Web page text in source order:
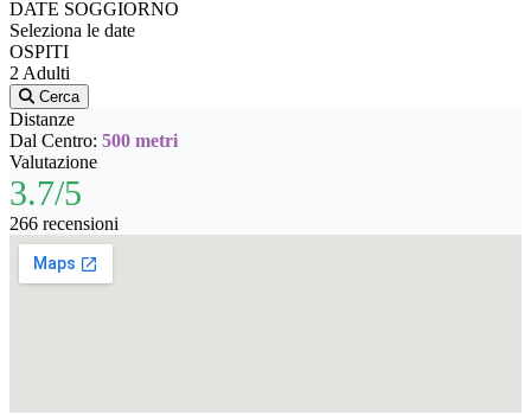
DATE SOGGIORNO
Seleziona le date
OSPITI
2 Adulti
Cerca
Distanze
Dal Centro: 500 metri
Valutazione
3.7/5
266 recensioni